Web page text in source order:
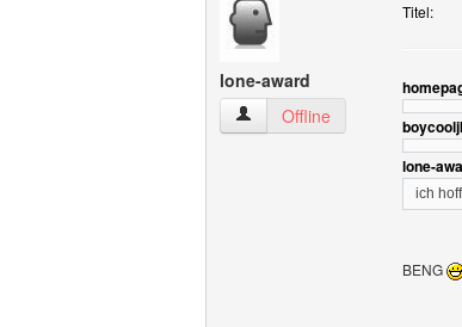
lone-award
lone-award Benutzer-Profile
Offline
Titel:
lone-
ich
BENG